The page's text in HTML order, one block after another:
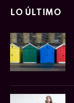
LO ÚLTIMO